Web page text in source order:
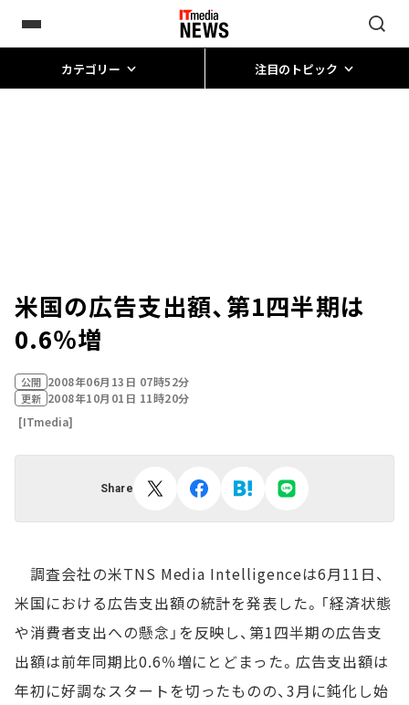
カテゴリー 注目のトピック
米国の広告支出額、第1四半期は
0.6％増
公開 2008年06月13日 07時52分
更新 2008年10月01日 11時20分
[ITmedia]
Share
調査会社の米TNS Media Intelligenceは6月11日、
米国における広告支出額の統計を発表した。「経済状態
や消費者支出への懸念」を反映し、第1四半期の広告支
出額は前年同期比0.6％増にとどまった。広告支出額は
年初に好調なスタートを切ったものの、3月に鈍化し始